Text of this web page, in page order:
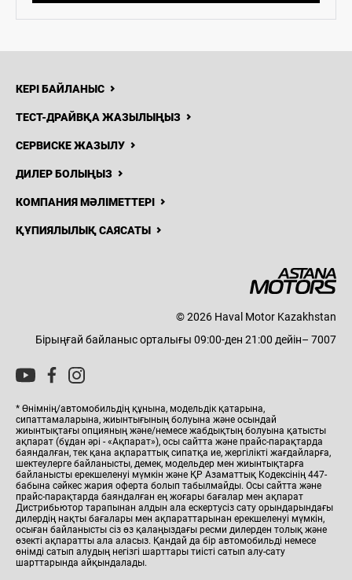
КЕРІ БАЙЛАНЫС
ТЕСТ-ДРАЙВҚА ЖАЗЫЛЫҢЫЗ
СЕРВИСКЕ ЖАЗЫЛУ
ДИЛЕР БОЛЫҢЫЗ
КОМПАНИЯ МӘЛІМЕТТЕРІ
ҚҰПИЯЛЫЛЫҚ САЯСАТЫ
© 2026 Haval Motor Kazakhstan
Бірыңғай байланыс орталығы 09:00-ден 21:00 дейін– 7007
* Өнімнің/автомобильдің құнына, модельдік қатарына,
сипаттамаларына, жиынтығының болуына және осындай
жиынтықтағы опцияның және/немесе жабдықтың болуына қатысты
ақпарат (бұдан әрі - «Ақпарат»), осы сайтта және прайс-парақтарда
баяндалған, тек қана ақпараттық сипатқа ие, жергілікті жағдайларға,
шектеулерге байланысты, демек, модельдер мен жиынтықтарға
байланысты ерекшеленуі мүмкін және ҚР Азаматтық Кодексінің 447-
бабына сәйкес жария оферта болып табылмайды. Осы сайтта және
прайс-парақтарда баяндалған ең жоғары бағалар мен ақпарат
Дистрибьютор тарапынан алдын ала ескертусіз сату орындарындағы
дилердің нақты бағалары мен ақпараттарынан ерекшеленуі мүмкін,
осыған байланысты сіз өз қалаңыздағы ресми дилерден толық және
өзекті ақпаратты ала аласыз. Қандай да бір автомобильді немесе
өнімді сатып алудың негізгі шарттары тиісті сатып алу-сату
шарттарында айқындалады.